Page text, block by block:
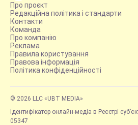
Про проєкт
Редакційна політика і стандарти
Контакти
Команда
Про компанію
Реклама
Правила користування
Правова інформація
Політика конфіденційності
© 2026 LLC «UBT MEDIA»
Ідентифікатор онлайн-медіа в Реєстрі
05347